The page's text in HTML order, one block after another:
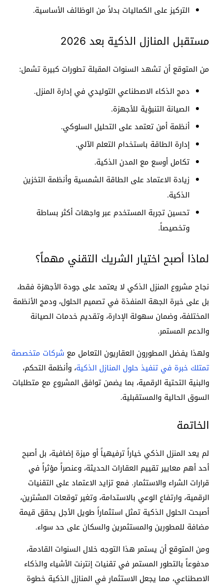
التركيز على الكماليات بدلاً من الوظائف الأساسية.
مستقبل المنازل الذكية بعد 2026
من المتوقع أن تشهد السنوات المقبلة تطورات كبيرة تشمل:
دمج الذكاء الاصطناعي التوليدي في إدارة المنزل.
الصيانة التنبؤية للأجهزة.
أنظمة أمن تعتمد على التحليل السلوكي.
إدارة الطاقة باستخدام التعلم الآلي.
تكامل أوسع مع المدن الذكية.
زيادة الاعتماد على الطاقة الشمسية وأنظمة التخزين
الذكية.
تحسين تجربة المستخدم عبر واجهات أكثر بساطة
وتخصيصاً.
لماذا أصبح اختيار الشريك التقني مهماً؟
نجاح مشروع المنزل الذكي لا يعتمد على جودة الأجهزة فقط،
بل على خبرة الجهة المنفذة في تصميم الحلول، ودمج الأنظمة
المختلفة، وضمان سهولة الإدارة، وتقديم خدمات الصيانة
والدعم المستمر.
ولهذا يفضل المطورون العقاريون التعامل مع شركات متخصصة
تمتلك خبرة في تنفيذ حلول المنازل الذكية، وأنظمة التحكم،
والبنية التحتية الرقمية، بما يضمن توافق المشروع مع متطلبات
السوق الحالية والمستقبلية.
الخاتمة
لم يعد المنزل الذكي خياراً ترفيهياً أو ميزة إضافية، بل أصبح
أحد أهم معايير تقييم العقارات الحديثة، وعنصراً مؤثراً في
قرارات الشراء والاستثمار. فمع تزايد الاعتماد على التقنيات
الرقمية، وارتفاع الوعي بالاستدامة، وتغير توقعات المشترين،
أصبحت الحلول الذكية تمثل استثماراً طويل الأجل يحقق قيمة
مضافة للمطورين والمستثمرين والسكان على حد سواء.
ومن المتوقع أن يستمر هذا التوجه خلال السنوات القادمة،
مدفوعاً بالتطور المستمر في تقنيات إنترنت الأشياء والذكاء
الاصطناعي، مما يجعل الاستثمار في المنازل الذكية خطوة